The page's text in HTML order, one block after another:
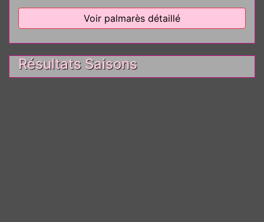
Voir palmarès détaillé
Résultats Saisons